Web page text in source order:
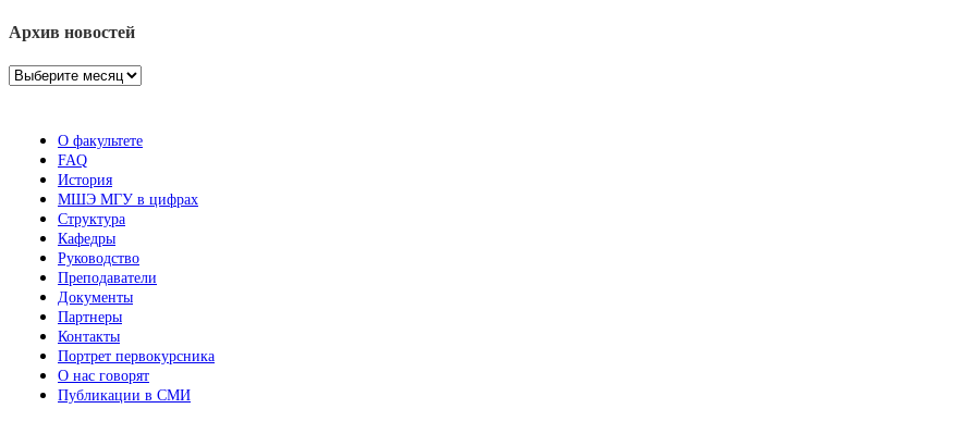
Архив новостей
Архив
О факультете
FAQ
История
МШЭ МГУ в цифрах
Структура
Кафедры
Руководство
Преподаватели
Документы
Партнеры
Контакты
Портрет первокурсника
О нас говорят
Публикации в СМИ